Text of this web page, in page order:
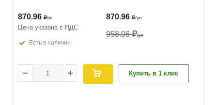
870.96 /уп
958.06 /уп
870.96 /м
Цена указана с НДС
Есть в наличии
Купить в 1 клик